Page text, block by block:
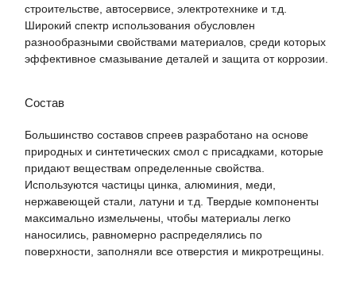
строительстве, автосервисе, электротехнике и т.д.
Широкий спектр использования обусловлен
разнообразными свойствами материалов, среди которых
эффективное смазывание деталей и защита от коррозии.
Состав
Большинство составов спреев разработано на основе
природных и синтетических смол с присадками, которые
придают веществам определенные свойства.
Используются частицы цинка, алюминия, меди,
нержавеющей стали, латуни и т.д. Твердые компоненты
максимально измельчены, чтобы материалы легко
наносились, равномерно распределялись по
поверхности, заполняли все отверстия и микротрещины.